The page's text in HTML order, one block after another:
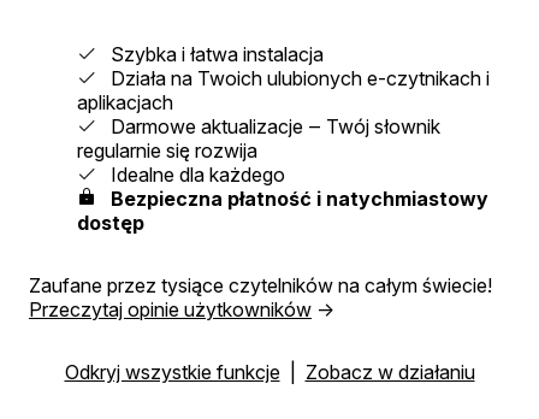
Szybka i łatwa instalacja
Działa na Twoich ulubionych e-czytnikach i
aplikacjach
Darmowe aktualizacje ‒ Twój słownik
regularnie się rozwija
Idealne dla każdego
Bezpieczna płatność i natychmiastowy
dostęp
Zaufane przez tysiące czytelników na całym świecie!
Przeczytaj opinie użytkowników →
Odkryj wszystkie funkcje| Zobacz w działaniu